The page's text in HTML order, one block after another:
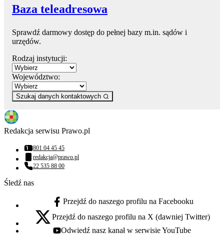
Baza teleadresowa
Sprawdź darmowy dostęp do pełnej bazy m.in. sądów i
urzędów.
Rodzaj instytucji:
Województwo:
Szukaj danych kontaktowych
Redakcja serwisu Prawo.pl
Numer telefonu:
801 04 45 45
Adres email:
redakcja@prawo.pl
Numer telefonu:
22 535 88 00
Śledź nas
facebook - otwiera się w nowej karcie
Przejdź do naszego profilu na Facebooku
x - otwiera się w nowej karcie
Przejdź do naszego profilu na X (dawniej Twitter)
youtube - otwiera się w nowej karcie
Odwiedź nasz kanał w serwisie YouTube